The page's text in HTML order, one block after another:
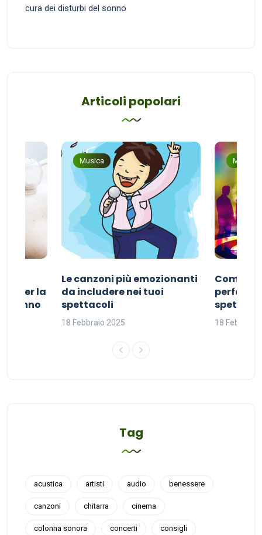
cura dei disturbi del sonno
Articoli popolari
per la
sonno
Musica
Le canzoni più emozionanti
da includere nei tuoi
spettacoli
18 Febbraio 2025
Musica
Come
perfetta
18 Febbraio
Tag
acustica artisti audio benessere
canzoni chitarra cinema
colonna sonora concerti consigli